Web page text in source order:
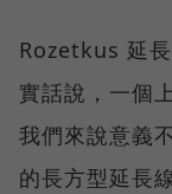
Rozetkus 延
實話說，一個
我們來說意義
的長方型延長